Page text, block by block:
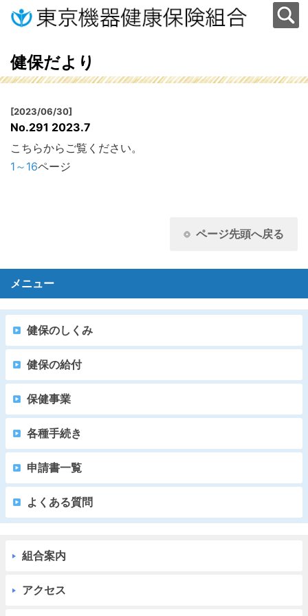
健保だより
[2023/06/30]
No.291 2023.7
こちらからご覧ください。
1～16ページ
ページ先頭へ戻る
メニュー
健保のしくみ
健保の給付
保健事業
各種手続き
申請書一覧
よくある質問
組合案内
アクセス